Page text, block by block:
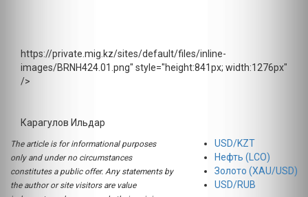
https://private.mig.kz/sites/default/files/inline-
images/BRNH424.01.png" style="height:841px; width:1276px"
/>
Карагулов Ильдар
USD/KZT
Нефть (LCO)
Золото (XAU/USD)
USD/RUB
The article is for informational purposes
only and under no circumstances
constitutes a public offer. Any statements by
the author or site visitors are value